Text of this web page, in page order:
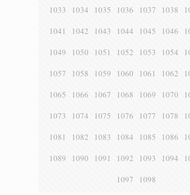
1033
1034 1035 1036 1037 1038
1041
1042 1043 1044 1045 1046
1049
1050 1051 1052 1053 1054
1057
1058 1059 1060 1061 1062
1065
1066 1067 1068 1069 1070
1073
1074 1075 1076 1077 1078
1081
1082 1083 1084 1085 1086
1089
1090 1091 1092 1093 1094
1097
1098